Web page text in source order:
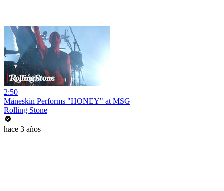
2:50
Måneskin Performs "HONEY" at MSG
Rolling Stone
hace 3 años